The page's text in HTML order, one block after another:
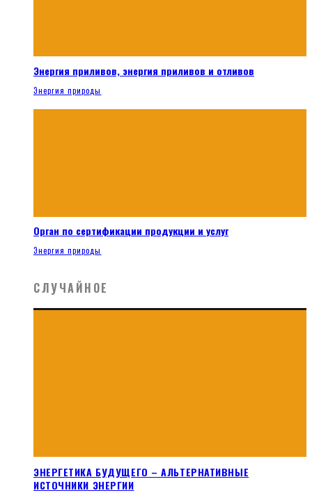
Энергия приливов, энергия приливов и отливов
Энергия природы
Орган по сертификации продукции и услуг
Энергия природы
СЛУЧАЙНОЕ
ЭНЕРГЕТИКА БУДУЩЕГО – АЛЬТЕРНАТИВНЫЕ
ИСТОЧНИКИ ЭНЕРГИИ